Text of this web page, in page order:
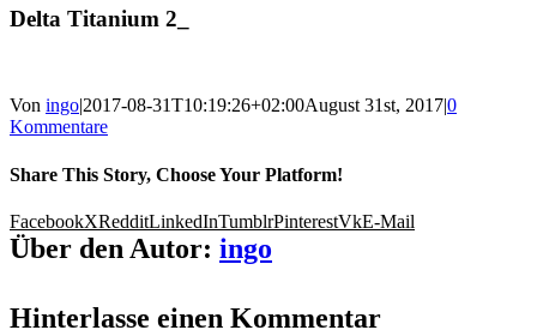
Delta Titanium 2_
Von ingo|2017-08-31T10:19:26+02:00August 31st, 2017|0
Kommentare
Share This Story, Choose Your Platform!
FacebookXRedditLinkedInTumblrPinterestVkE-Mail
Über den Autor: ingo
Hinterlasse einen Kommentar